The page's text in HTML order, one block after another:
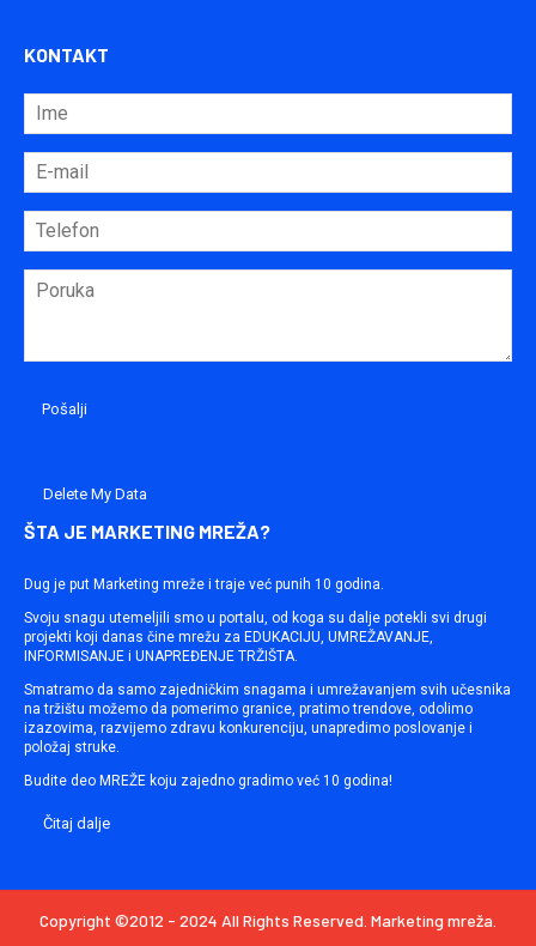
KONTAKT
Delete My Data
ŠTA JE MARKETING MREŽA?
Dug je put Marketing mreže i traje već punih 10 godina.
Svoju snagu utemeljili smo u portalu, od koga su dalje potekli svi drugi
projekti koji danas čine mrežu za EDUKACIJU, UMREŽAVANJE,
INFORMISANJE i UNAPREĐENJE TRŽIŠTA.
Smatramo da samo zajedničkim snagama i umrežavanjem svih učesnika
na tržištu možemo da pomerimo granice, pratimo trendove, odolimo
izazovima, razvijemo zdravu konkurenciju, unapredimo poslovanje i
položaj struke.
Budite deo MREŽE koju zajedno gradimo već 10 godina!
Čitaj dalje
Copyright ©2012 - 2024 All Rights Reserved. Marketing mreža.